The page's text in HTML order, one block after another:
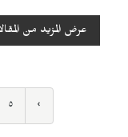
عرض المزيد من
٥ ›